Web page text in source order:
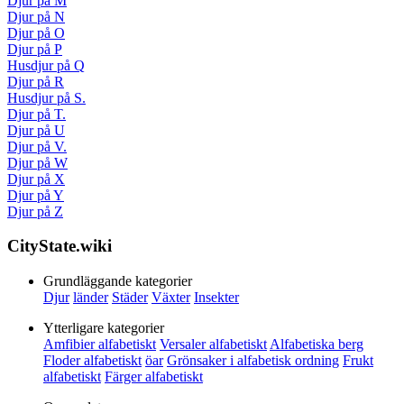
Djur på N
Djur på O
Djur på P
Husdjur på Q
Djur på R
Husdjur på S.
Djur på T.
Djur på U
Djur på V.
Djur på W
Djur på X
Djur på Y
Djur på Z
CityState.wiki
Grundläggande kategorier
Djur länder Städer Växter Insekter
Ytterligare kategorier
Amfibier alfabetiskt Versaler alfabetiskt Alfabetiska berg
Floder alfabetiskt öar Grönsaker i alfabetisk ordning Frukt
alfabetiskt Färger alfabetiskt